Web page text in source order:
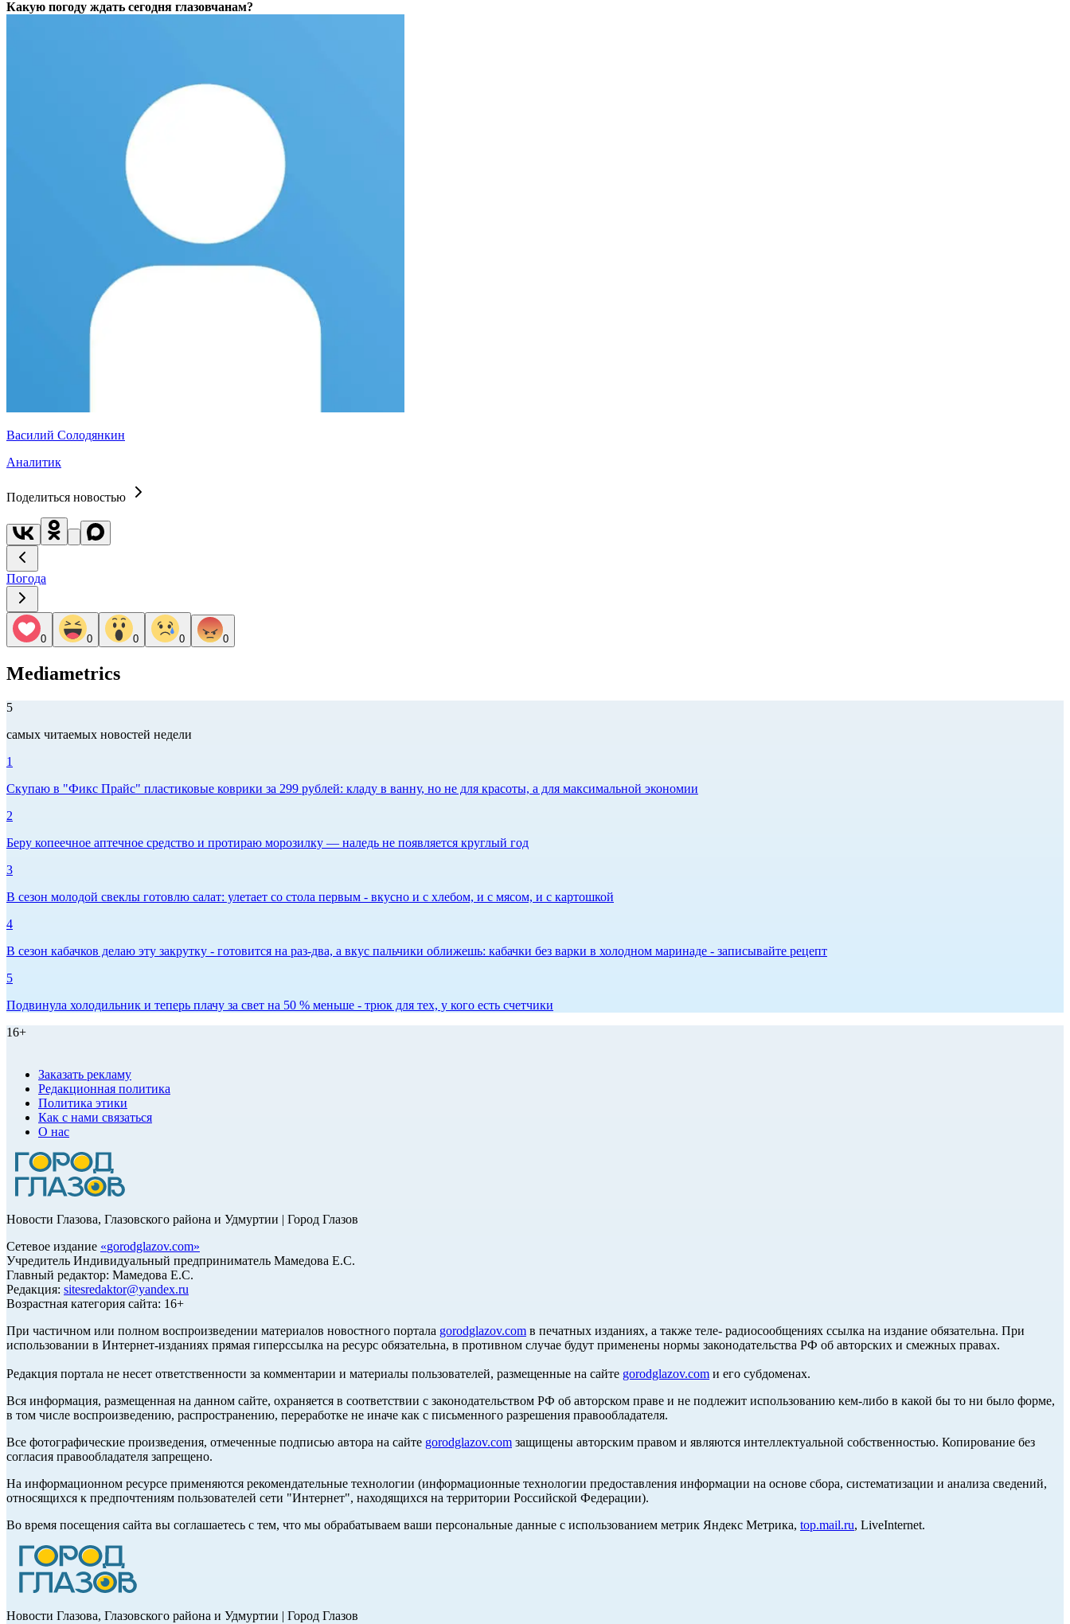
Какую погоду ждать сегодня глазовчанам?
Василий Солодянкин
Аналитик
Поделиться новостью
Погода
0 0 0 0 0
Mediametrics
5
самых читаемых новостей недели
1
Скупаю в "Фикс Прайс" пластиковые коврики за 299 рублей: кладу в ванну, но не для красоты, а для максимальной экономии
2
Беру копеечное аптечное средство и протираю морозилку — наледь не появляется круглый год
3
В сезон молодой свеклы готовлю салат: улетает со стола первым - вкусно и с хлебом, и с мясом, и с картошкой
4
В сезон кабачков делаю эту закрутку - готовится на раз-два, а вкус пальчики оближешь: кабачки без варки в холодном маринаде - записывайте рецепт
5
Подвинула холодильник и теперь плачу за свет на 50 % меньше - трюк для тех, у кого есть счетчики
16+
Заказать рекламу
Редакционная политика
Политика этики
Как с нами связаться
О нас
Новости Глазова, Глазовского района и Удмуртии | Город Глазов
Сетевое издание «gorodglazov.com»
Учредитель Индивидуальный предприниматель Мамедова Е.С.
Главный редактор: Мамедова Е.С.
Редакция: sitesredaktor@yandex.ru
Возрастная категория сайта: 16+
При частичном или полном воспроизведении материалов новостного портала gorodglazov.com в печатных изданиях, а также теле- радиосообщениях ссылка на издание обязательна. При
использовании в Интернет-изданиях прямая гиперссылка на ресурс обязательна, в противном случае будут применены нормы законодательства РФ об авторских и смежных правах.
Редакция портала не несет ответственности за комментарии и материалы пользователей, размещенные на сайте gorodglazov.com и его субдоменах.
Вся информация, размещенная на данном сайте, охраняется в соответствии с законодательством РФ об авторском праве и не подлежит использованию кем-либо в какой бы то ни было форме,
в том числе воспроизведению, распространению, переработке не иначе как с письменного разрешения правообладателя.
Все фотографические произведения, отмеченные подписью автора на сайте gorodglazov.com защищены авторским правом и являются интеллектуальной собственностью. Копирование без
согласия правообладателя запрещено.
На информационном ресурсе применяются рекомендательные технологии (информационные технологии предоставления информации на основе сбора, систематизации и анализа сведений,
относящихся к предпочтениям пользователей сети "Интернет", находящихся на территории Российской Федерации).
Во время посещения сайта вы соглашаетесь с тем, что мы обрабатываем ваши персональные данные с использованием метрик Яндекс Метрика, top.mail.ru, LiveInternet.
Новости Глазова, Глазовского района и Удмуртии | Город Глазов